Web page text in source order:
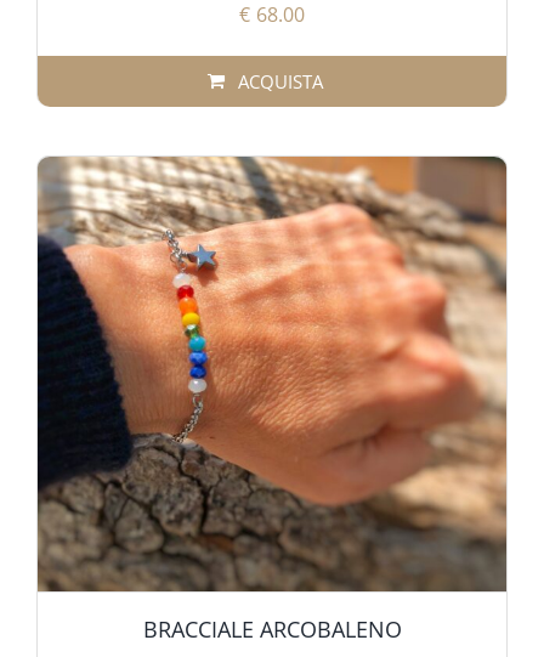
€ 68.00
ACQUISTA
BRACCIALE ARCOBALENO